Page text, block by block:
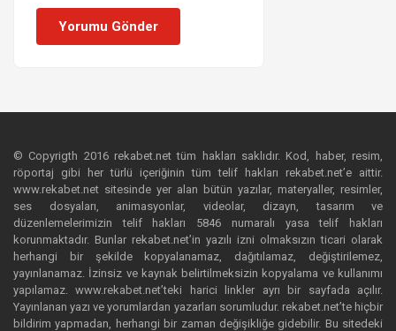
Yorumu Gönder
© Copyrigth 2016 rekabet.net tüm hakları saklıdır. Kod, haber, resim,
röportaj gibi her türlü içeriğinin tüm telif hakları rekabet.net’e aittir.
www.rekabet.net sitesinde yer alan bütün yazılar, materyaller, resimler,
ses dosyaları, animasyonlar, videolar, dizayn, tasarım ve
düzenlemelerimizin telif hakları 5846 numaralı yasa telif hakları
korunmaktadır. Bunlar rekabet.net’in yazılı izni olmaksızın ticari olarak
herhangi bir şekilde kopyalanamaz, dağıtılamaz, değiştirilemez,
yayınlanamaz. İzinsiz ve kaynak belirtilmeksizin kopyalama ve kullanımı
yapılamaz. www.rekabet.net’teki harici linkler ayrı bir sayfada açılır.
Yayınlanan yazı ve yorumlardan yazarları sorumludur. rekabet.net’te hiçbir
bildirim yapmadan, herhangi bir zaman değişikliğe gidebilir. Bu sitedeki